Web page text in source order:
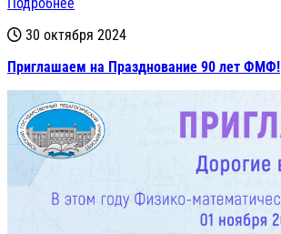
30 октября 2024
Приглашаем на Празднование 90 лет ФМФ!